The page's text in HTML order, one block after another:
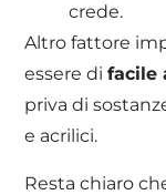
crede.
Altro fattore
essere difacile
priva di
e acrilici.
Resta chiaro